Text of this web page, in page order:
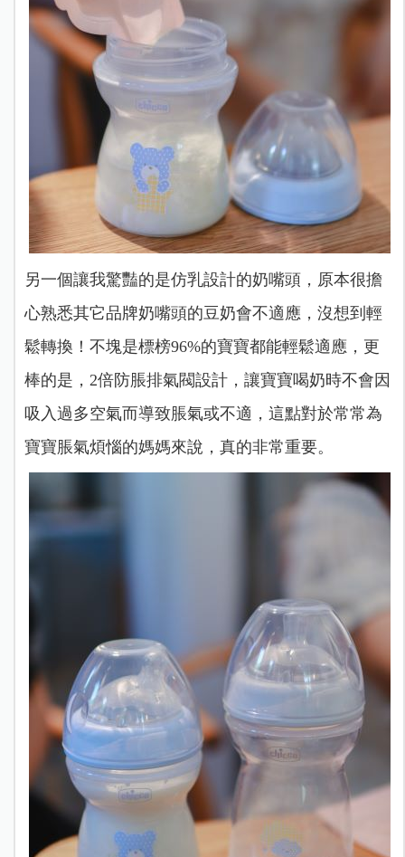
另一個讓我驚豔的是仿乳設計的奶嘴頭，原本很擔
心熟悉其它品牌奶嘴頭的豆奶會不適應，沒想到輕
鬆轉換！不塊是標榜96%的寶寶都能輕鬆適應，更
棒的是，2倍防脹排氣閥設計，讓寶寶喝奶時不會因
吸入過多空氣而導致脹氣或不適，這點對於常常為
寶寶脹氣煩惱的媽媽來說，真的非常重要。